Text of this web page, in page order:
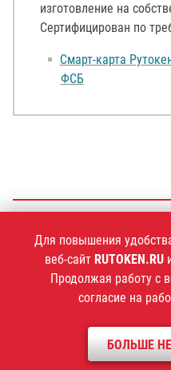
изготовление на
Сертифицирован по
Смарт-карта
ФСБ
+7 (495)
1994–2026 ©
Политика
Для повышения
веб-сайт RUTOKEN.RU
Продолжая работу с
согласие на
БОЛЬШЕ